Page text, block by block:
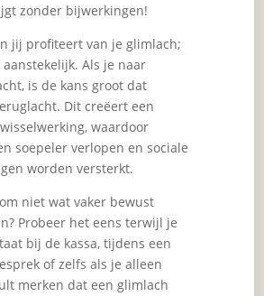
zonder bijwerkingen!
jij profiteert van je glimlach;
aanstekelijk. Als je naar
is de kans groot dat
Dit creëert een
waardoor
soepeler verlopen en sociale
worden versterkt.
niet wat vaker bewust
Probeer het eens terwijl je
bij de kassa, tijdens een
of zelfs als je alleen
merken dat een glimlach